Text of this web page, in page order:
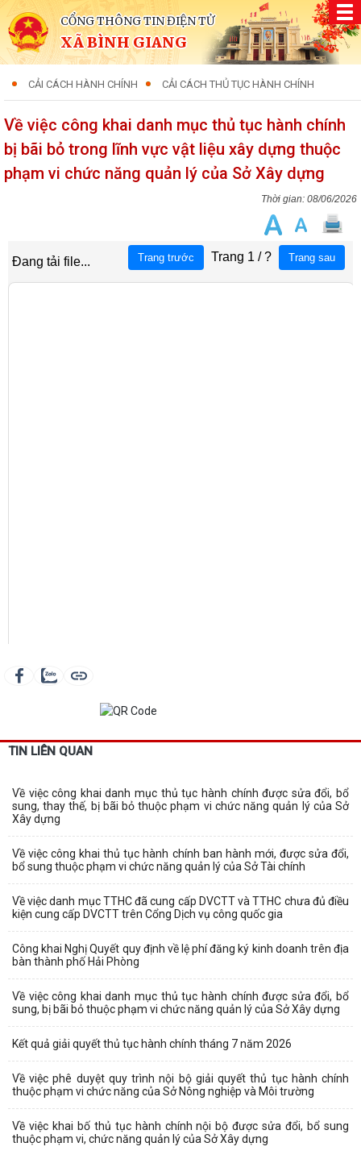
CỔNG THÔNG TIN ĐIỆN TỬ
XÃ BÌNH GIANG
CẢI CÁCH HÀNH CHÍNH CẢI CÁCH THỦ TỤC HÀNH CHÍNH
Về việc công khai danh mục thủ tục hành chính
bị bãi bỏ trong lĩnh vực vật liệu xây dựng thuộc
phạm vi chức năng quản lý của Sở Xây dựng
08/06/2026
TIN LIÊN QUAN
Về việc công khai danh mục thủ tục hành chính được sửa đổi, bổ
sung, thay thế, bị bãi bỏ thuộc phạm vi chức năng quản lý của Sở
Xây dựng
Về việc công khai thủ tục hành chính ban hành mới, được sửa đổi,
bổ sung thuộc phạm vi chức năng quản lý của Sở Tài chính
Về việc danh mục TTHC đã cung cấp DVCTT và TTHC chưa đủ điều
kiện cung cấp DVCTT trên Cổng Dịch vụ công quốc gia
Công khai Nghị Quyết quy định về lệ phí đăng ký kinh doanh trên địa
bàn thành phố Hải Phòng
Về việc công khai danh mục thủ tục hành chính được sửa đổi, bổ
sung, bị bãi bỏ thuộc phạm vi chức năng quản lý của Sở Xây dựng
Kết quả giải quyết thủ tục hành chính tháng 7 năm 2026
Về việc phê duyệt quy trình nội bộ giải quyết thủ tục hành chính
thuộc phạm vi chức năng của Sở Nông nghiệp và Môi trường
Về việc khai bố thủ tục hành chính nội bộ được sửa đổi, bổ sung
thuộc phạm vi, chức năng quản lý của Sở Xây dựng